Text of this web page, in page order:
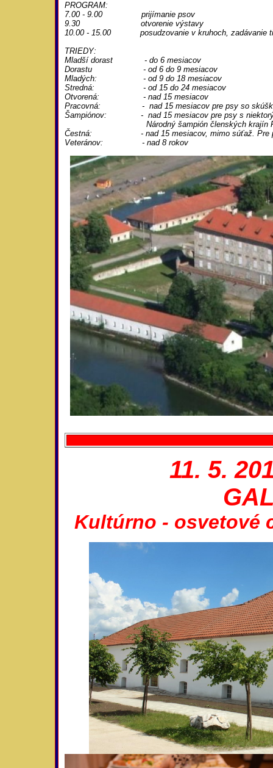
PROGRAM:
7.00 - 9.00 prijímanie psov
9.30 otvorenie výstavy
10.00 - 15.00 posudzovanie v kruhoch, zadávanie
TRIEDY:
Mladší dorast - do 6 mesiacov
Dorastu - od 6 do 9 mesiacov
Mladých: - od 9 do 18 mesiacov
Stredná: - od 15 do 24 mesiacov
Otvorená: - nad 15 mesiacov
Pracovná: - nad 15 mesiacov pre psy so
Šampiónov: - nad 15 mesiacov pre psy s niektorým
Národný šampión členských krajín
Čestná: - nad 15 mesiacov, mimo súťaž. Pre psy,
Veteránov: - nad 8 rokov
11. 5.
Kultúrno - osvetové